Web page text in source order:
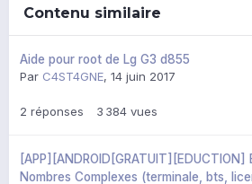
Contenu similaire
Aide pour root de Lg G3 d855
Par C4ST4GNE, 14 juin 2017
2 réponses 3 384 vues
[APP][ANDROID[GRATUIT][EDUCTION]
Nombres Complexes (terminale, bts,